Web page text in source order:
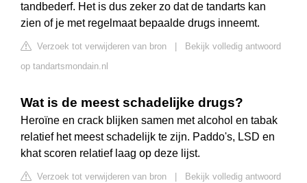
tandbederf. Het is dus zeker zo dat de tandarts kan
zien of je met regelmaat bepaalde drugs inneemt.
Verzoek tot verwijderen van bron
Bekijk volledig antwoord
op tandartsmondain.nl
Wat is de meest schadelijke drugs?
Heroïne en crack blijken samen met alcohol en tabak
relatief het meest schadelijk te zijn. Paddo's, LSD en
khat scoren relatief laag op deze lijst.
Verzoek tot verwijderen van bron
Bekijk volledig antwoord